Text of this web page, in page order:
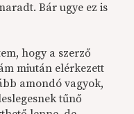
Bár ugye ez is
hogy a szerző
miután elérkezett
amondó vagyok,
tűnő